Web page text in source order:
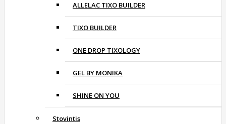
ALLELAC TIXO BUILDER
TIXO BUILDER
ONE DROP TIXOLOGY
GEL BY MONIKA
SHINE ON YOU
Stovintis